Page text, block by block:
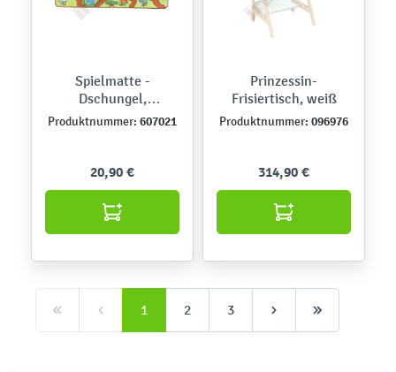
Spielmatte -
Dschungel,
rechteckig
Produktnummer: 607021
20,90 €
Prinzessin-
Frisiertisch, weiß
Produktnummer: 096976
314,90 €
1 2 3